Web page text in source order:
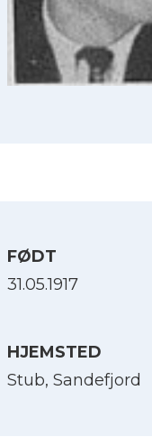
FØDT
31.05.1917
HJEMSTED
Stub, Sandefjord